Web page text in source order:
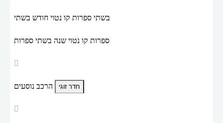
בשתי ספרות קו נטוי חודש בשתי
ספרות קו נטוי שנה בשתי ספרות
הרכב נוסעים